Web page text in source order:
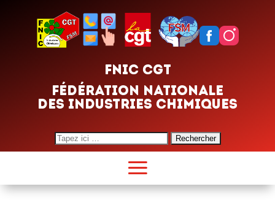
FNIC CGT
FÉDÉRATION NATIONALE
DES INDUSTRIES CHIMIQUES
Search
for: